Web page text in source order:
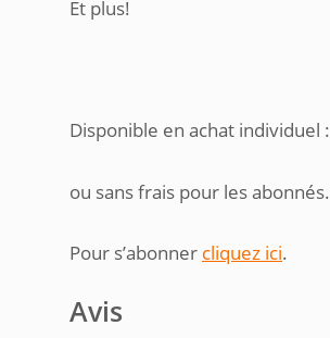
Et plus!
Disponible en achat individuel :
ou sans frais pour les abonnés.
Pour s’abonner cliquez ici.
Avis